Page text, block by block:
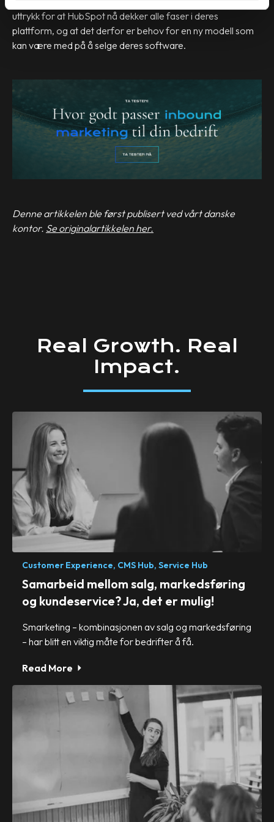
uttrykk for at HubSpot nå dekker alle faser i deres
plattform, og at det derfor er behov for en ny modell som
kan være med på å selge deres software.
Denne artikkelen ble først publisert ved vårt danske
kontor. Se originalartikkelen her.
Real Growth. Real
Impact.
Customer Experience, CMS Hub, Service Hub
Samarbeid mellom salg, markedsføring
og kundeservice? Ja, det er mulig!
Smarketing – kombinasjonen av salg og markedsføring
– har blitt en viktig måte for bedrifter å få.
Read More